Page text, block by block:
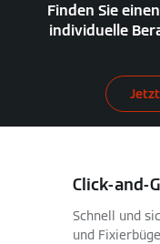
Finden Sie
individuelle
Click-and-
Schnell und
und